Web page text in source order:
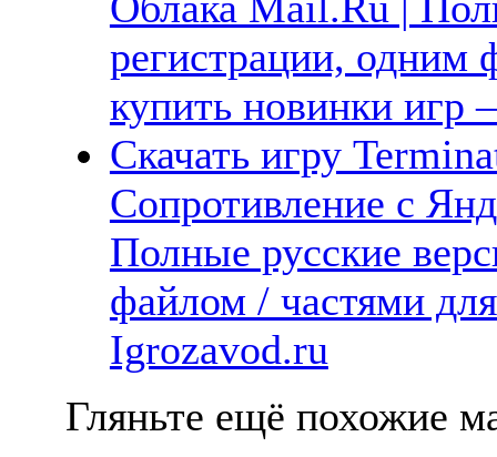
регистрации, одним
купить новинки
Скачать игру
Сопротивление с
Полные русские
файлом / частями
Igrozavod.ru
Гляньте ещё похожие